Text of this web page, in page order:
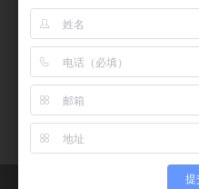
翼叶声（深圳）知识产
年9月，坐落在深圳南
国际公司服务、国际条
服务等。愿成为您事业
提